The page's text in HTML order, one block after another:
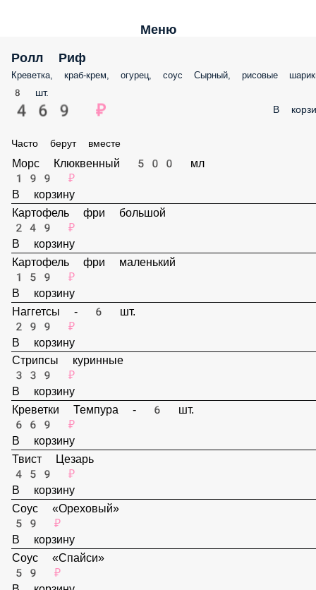
Меню
Ролл Риф
Креветка, краб-крем, огурец, соус Сырный, рисовые шарики
8 шт.
469 ₽ В
Часто берут вместе
Морс Клюквенный 500 мл
199 ₽
В корзину
Картофель фри большой
249 ₽
В корзину
Картофель фри маленький
159 ₽
В корзину
Наггетсы - 6 шт.
299 ₽
В корзину
Стрипсы куринные
339 ₽
В корзину
Креветки Темпура - 6 шт.
669 ₽
В корзину
Твист Цезарь
459 ₽
В корзину